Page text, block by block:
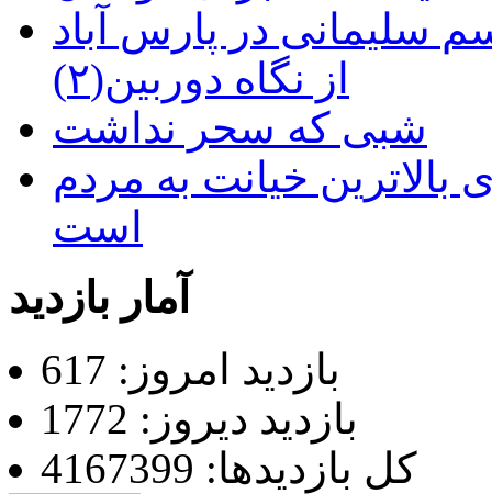
سلیمانی در پارس آباد
از نگاه دوربین(۲)
شبی که سحر نداشت
خیانت به مردم
است
آمار بازدید
بازدید امروز: 617
بازدید دیروز: 1772
کل بازدیدها: 4167399